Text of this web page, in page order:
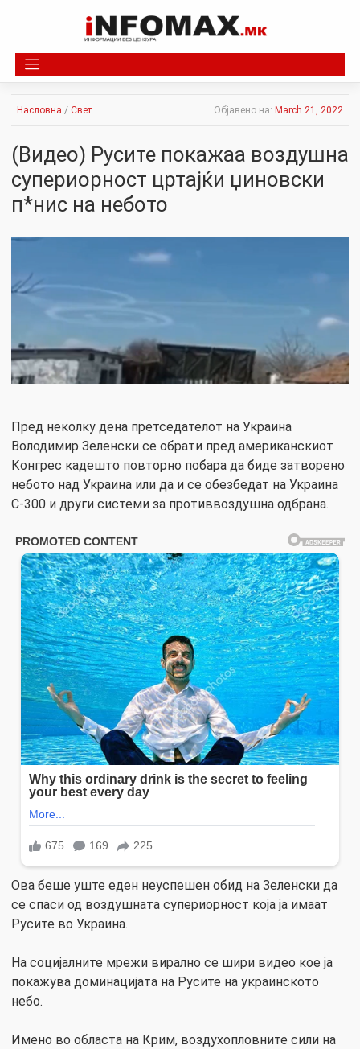
Насловна / Свет Објавено на: March 21, 2022
(Видео) Русите покажаа воздушна
супериорност цртајќи џиновски
п*нис на небото
Пред неколку дена претседателот на Украина
Володимир Зеленски се обрати пред американскиот
Конгрес кадешто повторно побара да биде затворено
небото над Украина или да и се обезбедат на Украина
С-300 и други системи за противвоздушна одбрана.
Ова беше уште еден неуспешен обид на Зеленски да
се спаси од воздушната супериорност која ја имаат
Русите во Украина.
На социјалните мрежи вирално се шири видео кое ја
покажува доминацијата на Русите на украинското
небо.
Имено во областа на Крим, воздухопловните сили на